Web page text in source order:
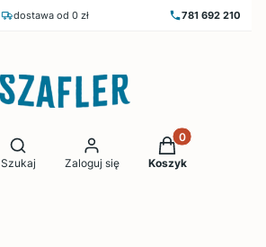
dostawa od 0 zł 781 692 210
Otwórz wyszukiwarkę
Szukaj Zaloguj się
Produkty w
Koszyk